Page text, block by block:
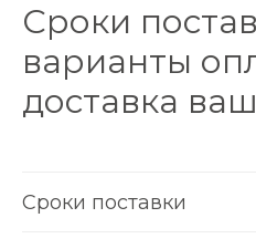
Сроки
варианты
доставка
Сроки поставки